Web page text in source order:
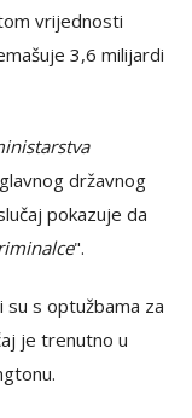
vrijednosti
3,6 milijardi
državnog
pokazuje da
".
s optužbama za
je trenutno u